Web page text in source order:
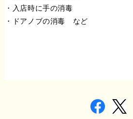
・入店時に手の消毒
・ドアノブの消毒　など